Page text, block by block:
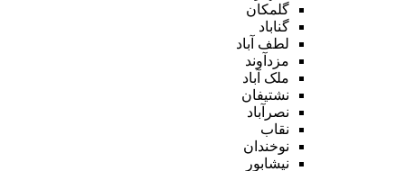
گلمکان
گناباد
لطف آباد
مزدآوند
ملک آباد
نشتیفان
نصرآباد
نقاب
نوخندان
نیشابور